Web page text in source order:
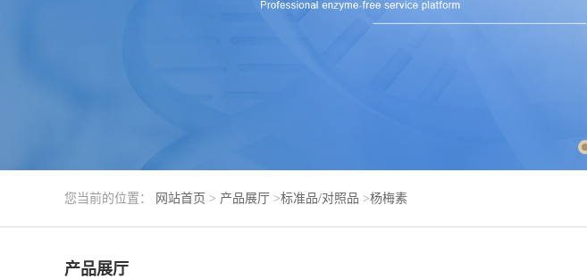
您当前的位置： 网站首页 > 产品展厅 >标准品/对照品 >杨梅素
产品展厅